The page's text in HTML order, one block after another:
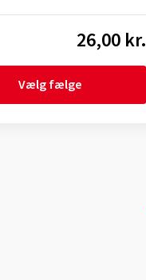
26,00 kr.
Vælg fælge